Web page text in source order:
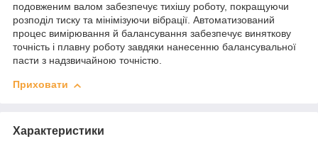
подовженим валом забезпечує тихішу роботу, покращуючи
розподіл тиску та мінімізуючи вібрації. Автоматизований
процес вимірювання й балансування забезпечує виняткову
точність і плавну роботу завдяки нанесенню балансувальної
пасти з надзвичайною точністю.
Приховати
Характеристики